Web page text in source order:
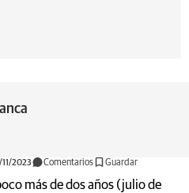
11/2023 Comentarios Guardar
más de dos años (julio de